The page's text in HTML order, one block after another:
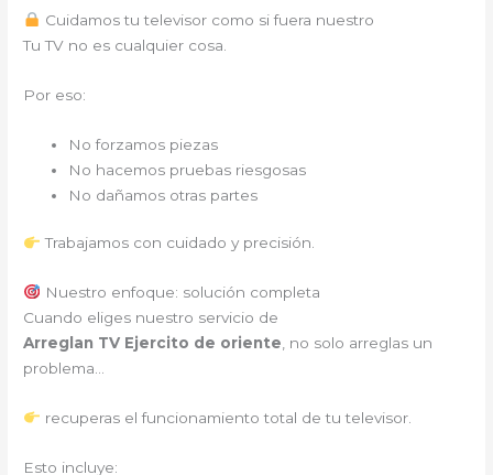
Cuidamos tu televisor como si fuera nuestro
Tu TV no es cualquier cosa.
Por eso:
No forzamos piezas
No hacemos pruebas riesgosas
No dañamos otras partes
Trabajamos con cuidado y precisión.
Nuestro enfoque: solución completa
Cuando eliges nuestro servicio de
Arreglan TV Ejercito de oriente , no solo arreglas un
problema…
recuperas el funcionamiento total de tu televisor.
Esto incluye: